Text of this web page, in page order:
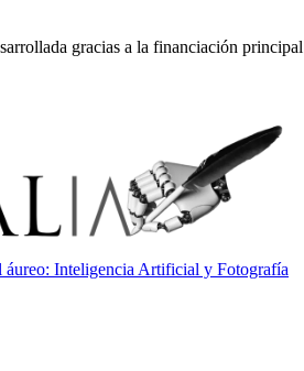
gracias a la financiación principal
áureo: Inteligencia Artificial y Fotografía